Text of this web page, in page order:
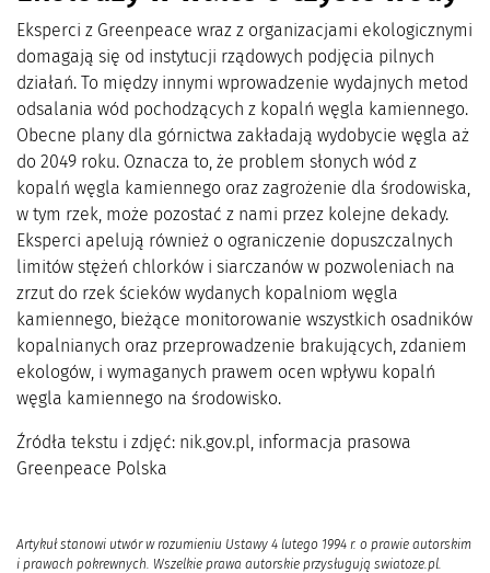
Eksperci z Greenpeace wraz z organizacjami ekologicznymi
domagają się od instytucji rządowych podjęcia pilnych
działań. To między innymi wprowadzenie wydajnych metod
odsalania wód pochodzących z kopalń węgla kamiennego.
Obecne plany dla górnictwa zakładają wydobycie węgla aż
do 2049 roku. Oznacza to, że problem słonych wód z
kopalń węgla kamiennego oraz zagrożenie dla środowiska,
w tym rzek, może pozostać z nami przez kolejne dekady.
Eksperci apelują również o ograniczenie dopuszczalnych
limitów stężeń chlorków i siarczanów w pozwoleniach na
zrzut do rzek ścieków wydanych kopalniom węgla
kamiennego, bieżące monitorowanie wszystkich osadników
kopalnianych oraz przeprowadzenie brakujących, zdaniem
ekologów, i wymaganych prawem ocen wpływu kopalń
węgla kamiennego na środowisko.
Źródła tekstu i zdjęć: nik.gov.pl, informacja prasowa
Greenpeace Polska
Artykuł stanowi utwór w rozumieniu Ustawy 4 lutego 1994 r. o prawie autorskim
i prawach pokrewnych. Wszelkie prawa autorskie przysługują swiatoze.pl.